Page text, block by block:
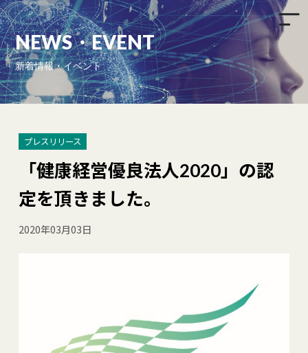
新着情報・イベント
プレスリリース
「健康経営優良法人2020」の認
定を頂きました。
2020年03月03日